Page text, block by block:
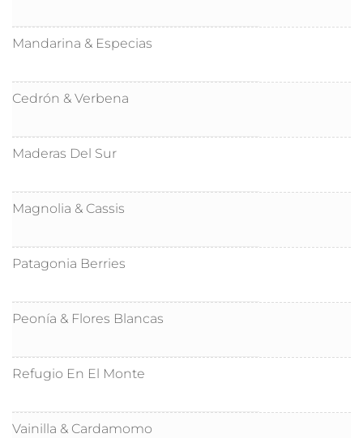
Mandarina & Especias
Cedrón & Verbena
Maderas Del Sur
Magnolia & Cassis
Patagonia Berries
Peonía & Flores Blancas
Refugio En El Monte
Vainilla & Cardamomo